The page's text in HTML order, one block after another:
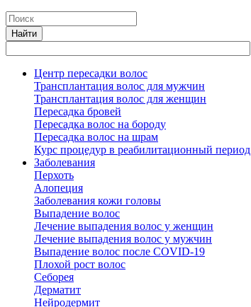
Центр пересадки волос
Трансплантация волос для мужчин
Трансплантация волос для женщин
Пересадка бровей
Пересадка волос на бороду
Пересадка волос на шрам
Курс процедур в реабилитационный период
Заболевания
Перхоть
Алопеция
Заболевания кожи головы
Выпадение волос
Лечение выпадения волос у женщин
Лечение выпадения волос у мужчин
Выпадение волос после COVID-19
Плохой рост волос
Cеборея
Дерматит
Нейродермит